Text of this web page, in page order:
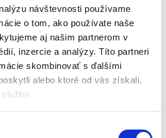
návštevnosti používame
o tom, ako používate naše
aj našim partnerom v
inzercie a analýzy. Títo partneri
skombinovať s ďalšími
alebo ktoré od vás získali,